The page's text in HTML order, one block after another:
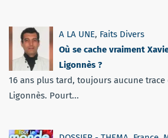
A LA UNE, Faits Divers
Où se cache vraiment
Ligonnès ?
16 ans plus tard, toujours aucune trace
Ligonnès. Pourt...